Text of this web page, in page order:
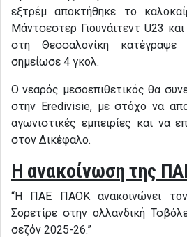
εξτρέμ αποκτήθηκε το
Μάντσεστερ Γιουνάιτεντ U23
στη Θεσσαλονίκη
σημείωσε 4 γκολ.
Ο νεαρός μεσοεπιθετικός θα
στην Eredivisie, με στόχο να
αγωνιστικές εμπειρίες και να
στον Δικέφαλο.
Η ανακοίνωση της
“Η ΠΑΕ ΠΑΟΚ ανακοινώνει
Σορετίρε στην ολλανδική
σεζόν 2025-26.”